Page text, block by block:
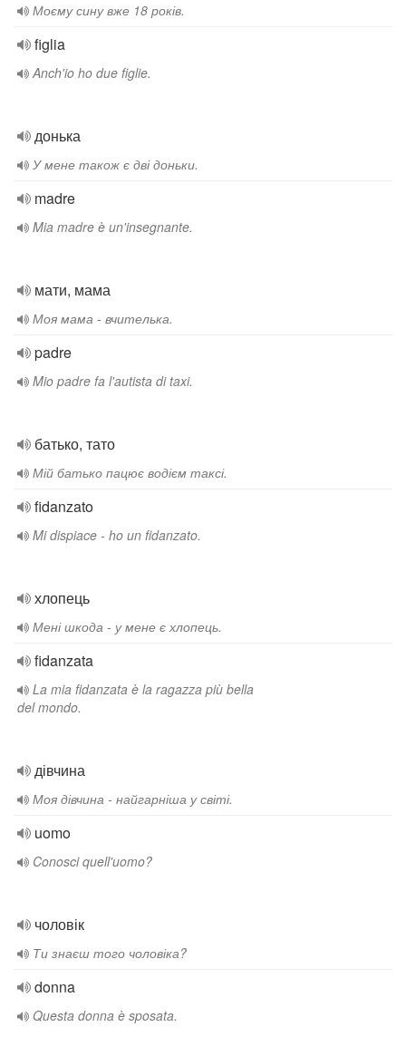
Моєму сину вже 18 років.
figlia
Anch'io ho due figlie.
донька
У мене також є дві доньки.
madre
Mia madre è un'insegnante.
мати, мама
Моя мама - вчителька.
padre
Mio padre fa l'autista di taxi.
батько, тато
Мій батько пацює водієм таксі.
fidanzato
Mi dispiace - ho un fidanzato.
хлопець
Мені шкода - у мене є хлопець.
fidanzata
La mia fidanzata è la ragazza più bella
del mondo.
дівчина
Моя дівчина - найгарніша у світі.
uomo
Conosci quell'uomo?
чоловік
Ти знаєш того чоловіка?
donna
Questa donna è sposata.